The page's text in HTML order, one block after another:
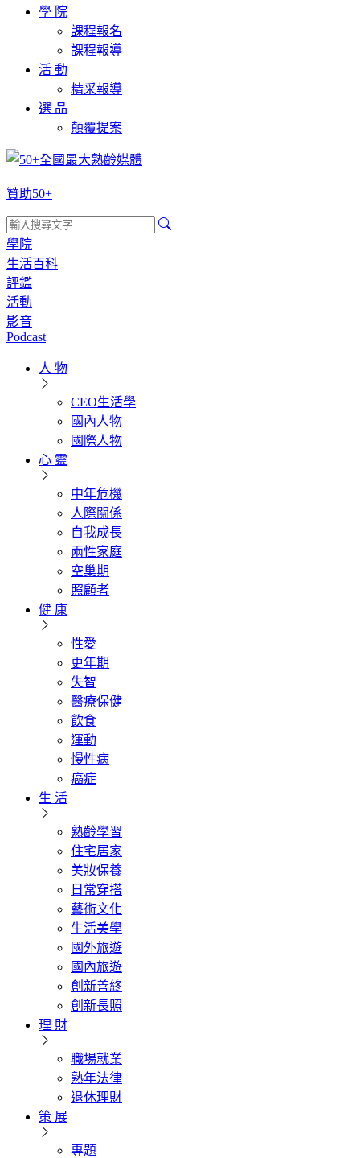
學 院
課程報名
課程報導
活 動
精采報導
選 品
顛覆提案
贊助50+
學院
生活百科
評鑑
活動
影音
Podcast
人 物
CEO生活學
國內人物
國際人物
心 靈
中年危機
人際關係
自我成長
兩性家庭
空巢期
照顧者
健 康
性愛
更年期
失智
醫療保健
飲食
運動
慢性病
癌症
生 活
熟齡學習
住宅居家
美妝保養
日常穿搭
藝術文化
生活美學
國外旅遊
國內旅遊
創新善終
創新長照
理 財
職場就業
熟年法律
退休理財
策 展
專題